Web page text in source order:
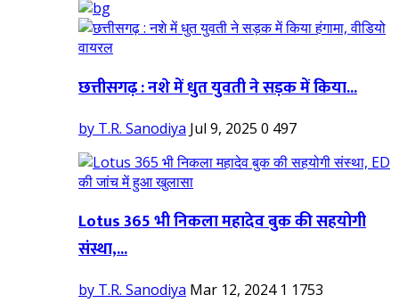
छत्तीसगढ़ : नशे में धुत युवती ने सड़क में किया...
by T.R. Sanodiya Jul 9, 2025 0 497
Lotus 365 भी निकला महादेव बुक की सहयोगी
संस्था,...
by T.R. Sanodiya Mar 12, 2024 1 1753